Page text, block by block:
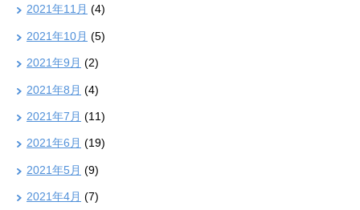
2021年11月 (4)
2021年10月 (5)
2021年9月 (2)
2021年8月 (4)
2021年7月 (11)
2021年6月 (19)
2021年5月 (9)
2021年4月 (7)